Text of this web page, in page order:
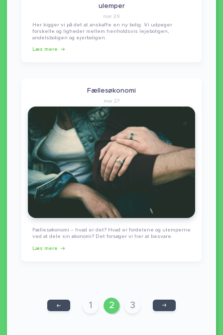
ulemper
mar 29
Her kigger vi på det at anskaffe en ny bolig. Vi udpeger
forskelle og ligheder mellem henholdsvis lejeboligen,
andelsboligen og ejerboligen.
Læs mere
Fællesøkonomi
mar 27
Fællesøkonomi – hvad er det? Hvad er fordelene og ulemperne
ved at dele sin økonomi? Det forsøger vi her at besvare.
Læs mere
1 2 3